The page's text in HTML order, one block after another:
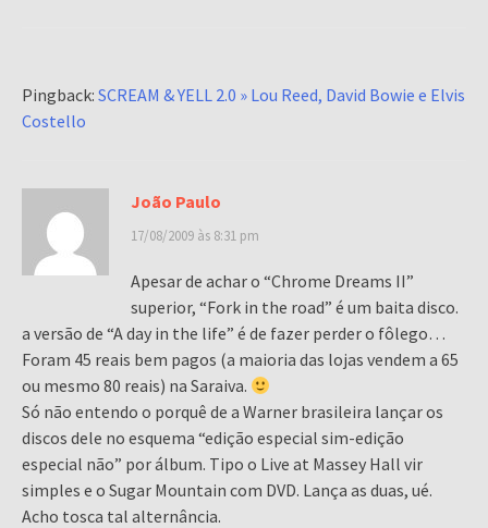
Pingback: SCREAM & YELL 2.0 » Lou Reed, David Bowie e Elvis
Costello
João Paulo
17/08/2009 às 8:31 pm
Apesar de achar o “Chrome Dreams II”
superior, “Fork in the road” é um baita disco.
a versão de “A day in the life” é de fazer perder o fôlego…
Foram 45 reais bem pagos (a maioria das lojas vendem a 65
ou mesmo 80 reais) na Saraiva.
Só não entendo o porquê de a Warner brasileira lançar os
discos dele no esquema “edição especial sim-edição
especial não” por álbum. Tipo o Live at Massey Hall vir
simples e o Sugar Mountain com DVD. Lança as duas, ué.
Acho tosca tal alternância.